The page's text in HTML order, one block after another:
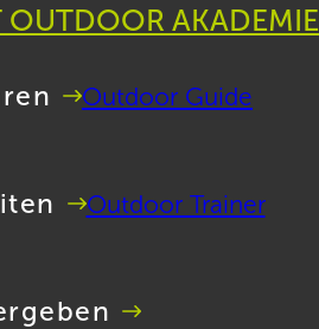
OUTDOOR AKADEMIE
Outdoor Guide
Outdoor Trainer